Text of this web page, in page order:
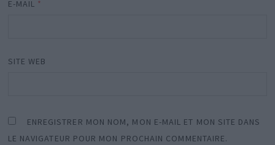
E-MAIL *
SITE WEB
ENREGISTRER MON NOM, MON E-MAIL ET MON SITE DANS
LE NAVIGATEUR POUR MON PROCHAIN COMMENTAIRE.